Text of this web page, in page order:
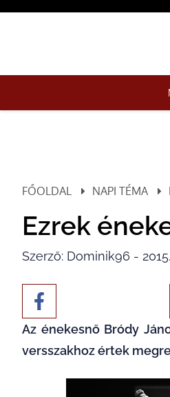
FŐOLDAL NAPI TÉMA
Ezrek
Szerző: Dominik96 -
Az énekesnő Bródy
versszakhoz értek